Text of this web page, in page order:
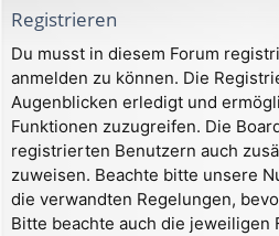
Registrieren
Du musst in diesem Forum
anmelden zu können. Die
Augenblicken erledigt und
Funktionen zuzugreifen. Die
registrierten Benutzern auch
zuweisen. Beachte bitte unsere
die verwandten Regelungen,
Bitte beachte auch die jeweiligen